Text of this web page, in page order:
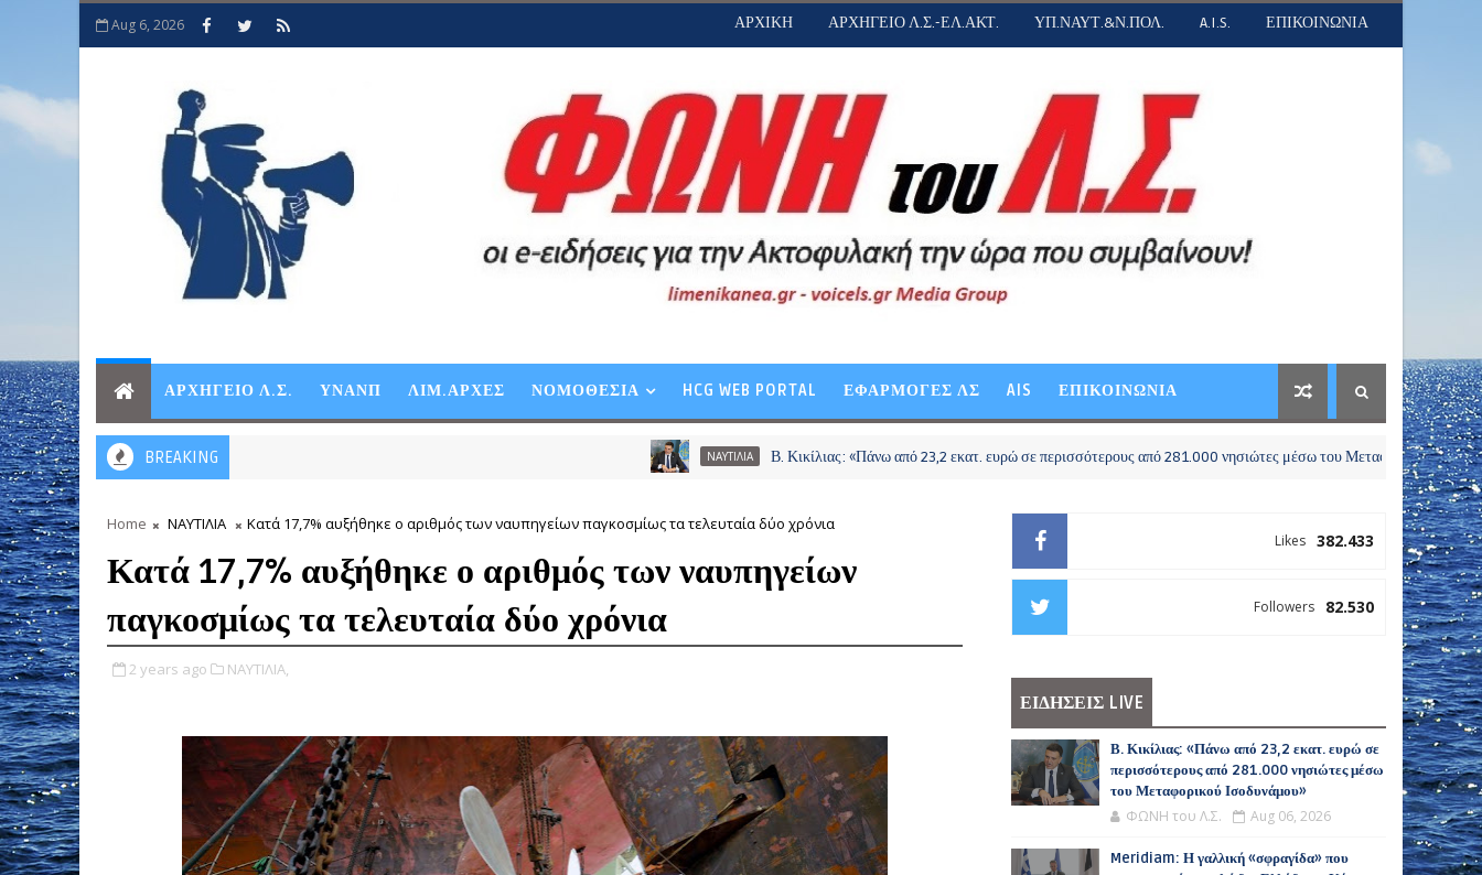
Aug 6, 2026 ΑΡΧΙΚΗ ΑΡΧΗΓΕΙΟ Λ.Σ.-ΕΛ.ΑΚΤ. ΥΠ.ΝΑΥΤ.&Ν.ΠΟΛ. A.I.S. ΕΠΙΚΟΙΝΩΝΙΑ
ΑΡΧΗΓΕΙΟ Λ.Σ. ΥΝΑΝΠ ΛΙΜ.ΑΡΧΕΣ ΝΟΜΟΘΕΣΙΑ HCG WEB PORTAL ΕΦΑΡΜΟΓΕΣ ΛΣ AIS ΕΠΙΚΟΙΝΩΝΙΑ
BREAKING ΝΑΥΤΙΛΙΑ Β. Κικίλιας: «Πάνω από 23,2 εκατ. ευρώ σε περισσότερους από 281.000 νησιώτες μέσω του Μεταφορικού Ισοδυνάμου»
Home ΝΑΥΤΙΛΙΑ Κατά 17,7% αυξήθηκε ο αριθμός των ναυπηγείων παγκοσμίως τα τελευταία δύο χρόνια
Κατά 17,7% αυξήθηκε ο αριθμός των ναυπηγείων
παγκοσμίως τα τελευταία δύο χρόνια
2 years ago ΝΑΥΤΙΛΙΑ,
382.433
Likes
82.530
Followers
ΕΙΔΗΣΕΙΣ LIVE
Β. Κικίλιας: «Πάνω από 23,2 εκατ. ευρώ σε
περισσότερους από 281.000 νησιώτες μέσω
του Μεταφορικού Ισοδυνάμου»
ΦΩΝΗ του Λ.Σ. Aug 06, 2026
Meridiam: Η γαλλική «σφραγίδα» που